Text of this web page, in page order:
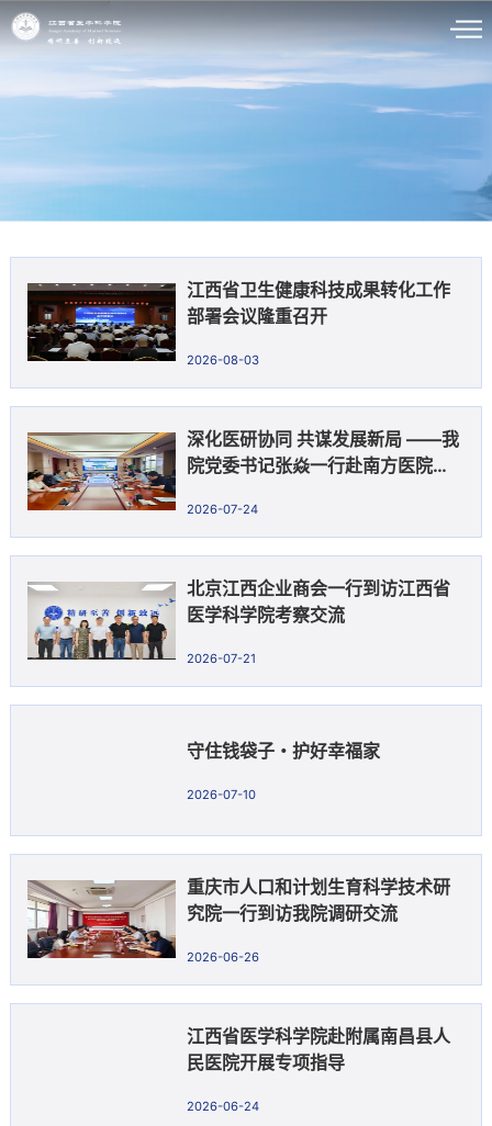
江西省卫生健康科技成果转化工作
部署会议隆重召开
2026-08-03
深化医研协同 共谋发展新局 ——我
院党委书记张焱一行赴南方医院赣
2026-07-24
北京江西企业商会一行到访江西省
医学科学院考察交流
2026-07-21
守住钱袋子・护好幸福家
2026-07-10
重庆市人口和计划生育科学技术研
究院一行到访我院调研交流
2026-06-26
江西省医学科学院赴附属南昌县人
民医院开展专项指导
2026-06-24